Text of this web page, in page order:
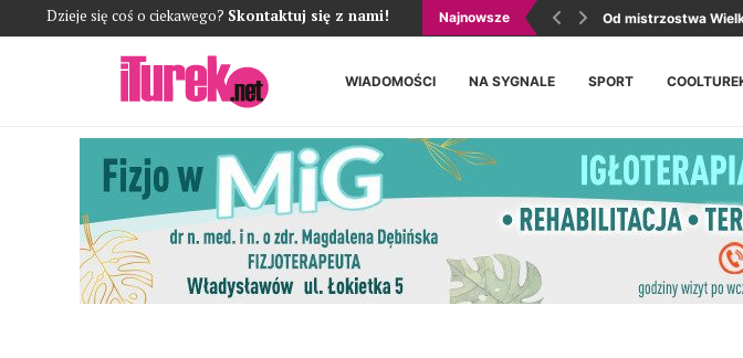
Dzieje się coś o ciekawego? Skontaktuj się z nami! Najnowsze Od mistrzostwa
WIADOMOŚCI NA SYGNALE SPORT